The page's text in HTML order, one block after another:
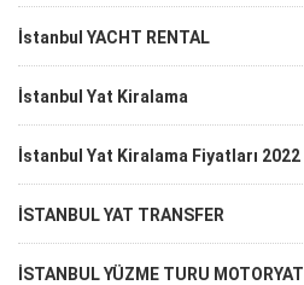
İstanbul YACHT RENTAL
İstanbul Yat Kiralama
İstanbul Yat Kiralama Fiyatları 2022
İSTANBUL YAT TRANSFER
İSTANBUL YÜZME TURU